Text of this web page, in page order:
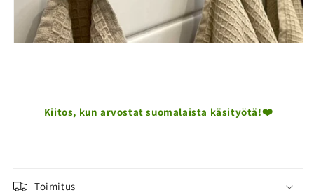
Kiitos, kun arvostat suomalaista käsityötä!❤️
Toimitus